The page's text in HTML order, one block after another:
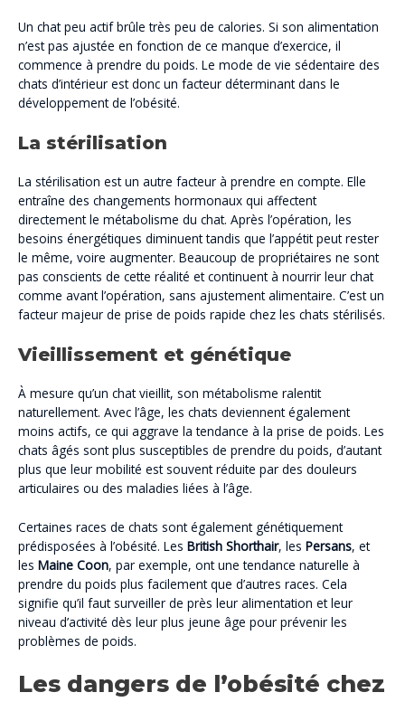
Un chat peu actif brûle très peu de calories. Si son alimentation
n’est pas ajustée en fonction de ce manque d’exercice, il
commence à prendre du poids. Le mode de vie sédentaire des
chats d’intérieur est donc un facteur déterminant dans le
développement de l’obésité.
La stérilisation
La stérilisation est un autre facteur à prendre en compte. Elle
entraîne des changements hormonaux qui affectent
directement le métabolisme du chat. Après l’opération, les
besoins énergétiques diminuent tandis que l’appétit peut rester
le même, voire augmenter. Beaucoup de propriétaires ne sont
pas conscients de cette réalité et continuent à nourrir leur chat
comme avant l’opération, sans ajustement alimentaire. C’est un
facteur majeur de prise de poids rapide chez les chats stérilisés.
Vieillissement et génétique
À mesure qu’un chat vieillit, son métabolisme ralentit
naturellement. Avec l’âge, les chats deviennent également
moins actifs, ce qui aggrave la tendance à la prise de poids. Les
chats âgés sont plus susceptibles de prendre du poids, d’autant
plus que leur mobilité est souvent réduite par des douleurs
articulaires ou des maladies liées à l’âge.
Certaines races de chats sont également génétiquement
prédisposées à l’obésité. Les British Shorthair, les Persans, et
les Maine Coon, par exemple, ont une tendance naturelle à
prendre du poids plus facilement que d’autres races. Cela
signifie qu’il faut surveiller de près leur alimentation et leur
niveau d’activité dès leur plus jeune âge pour prévenir les
problèmes de poids.
Les dangers de l’obésité chez